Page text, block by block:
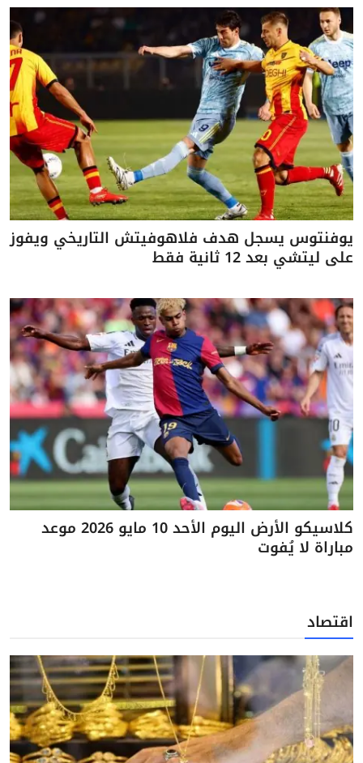
يوفنتوس يسجل هدف فلاهوفيتش التاريخي ويفوز
على ليتشي بعد 12 ثانية فقط
كلاسيكو الأرض اليوم الأحد 10 مايو 2026 موعد
مباراة لا يُفوت
اقتصاد